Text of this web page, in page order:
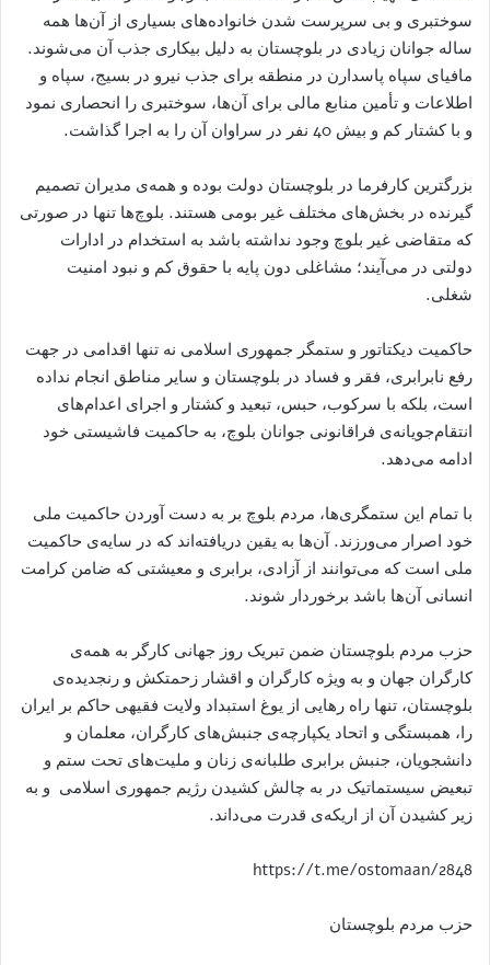
سوختبری و بی سرپرست شدن خانواده‌های بسیاری از آن‌ها همه
ساله جوانان زیادی در بلوچستان به دلیل بیکاری جذب آن می‌شوند.
مافیای سپاه پاسدارن در منطقه برای جذب نیرو در بسیج، سپاه و
اطلاعات و تأمین منابع مالی برای آن‌ها، سوختبری را انحصاری نمود
و با کشتار کم و بیش 40 نفر در سراوان آن را به اجرا گذاشت.
بزرگترین کارفرما در بلوچستان دولت بوده و همه‌ی مدیران تصمیم
گیرنده در بخش‌های مختلف غیر بومی هستند. بلوچ‌ها تنها در صورتی
که متقاضی غیر بلوچ وجود نداشته باشد به استخدام در ادارات
دولتی در می‌آیند؛ مشاغلی دون پایه با حقوق کم و نبود امنیت
شغلی.
حاکمیت دیکتاتور و ستمگر جمهوری اسلامی نه تنها اقدامی در جهت
رفع نابرابری، فقر و فساد در بلوچستان و سایر مناطق انجام نداده
است، بلکه با سرکوب، حبس، تبعید و کشتار و اجرای اعدام‌های
انتقام‌جویانه‌ی فراقانونی جوانان بلوچ، به حاکمیت فاشیستی خود
ادامه می‌دهد.
با تمام این ستمگری‌ها، مردم بلوچ بر به دست آوردن حاکمیت ملی
خود اصرار می‌ورزند. آن‌ها به یقین دریافته‌اند که در سایه‌ی حاکمیت
ملی است که می‌توانند از آزادی، برابری و معیشتی که ضامن کرامت
انسانی آن‌ها باشد برخوردار شوند.
حزب مردم بلوچستان ضمن تبریک روز جهانی کارگر به همه‌ی
کارگران جهان و به ویژه کارگران و اقشار زحمتکش و رنجدیده‌ی
بلوچستان، تنھا راه رھایی از یوغ استبداد ولایت فقیھی حاکم بر ایران
را، ھمبستگی و اتحاد یکپارچه‌ی جنبش‌ھای کارگران، معلمان و
دانشجویان، جنبش برابری طلبانه‌ی زنان و ملیت‌ھای تحت ستم و
تبعیض سیستماتیک در به چالش کشیدن رژیم جمھوری اسلامی و به
زیر کشیدن آن از اریکه‌ی قدرت می‌داند.
https://t.me/ostomaan/2848
حزب مردم بلوچستان